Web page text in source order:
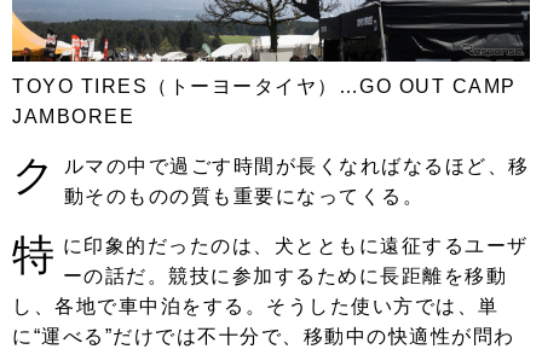
TOYO TIRES（トーヨータイヤ）…GO OUT CAMP
JAMBOREE
ク
ルマの中で過ごす時間が長くなればなるほど、移
動そのものの質も重要になってくる。
特 に印象的だったのは、犬とともに遠征するユーザ
ーの話だ。競技に参加するために長距離を移動
し、各地で車中泊をする。そうした使い方では、単
に“運べる”だけでは不十分で、移動中の快適性が問わ